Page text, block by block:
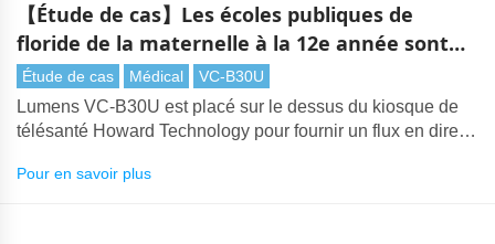
【Étude de cas】Les écoles publiques de
floride de la maternelle à la 12e année sont
une télémédecine efficace avec Lumens
caméra de conférence
Étude de cas Médical VC-B30U
Lumens VC-B30U est placé sur le dessus du kiosque de
télésanté Howard Technology pour fournir un flux en direct
Pour en savoir plus